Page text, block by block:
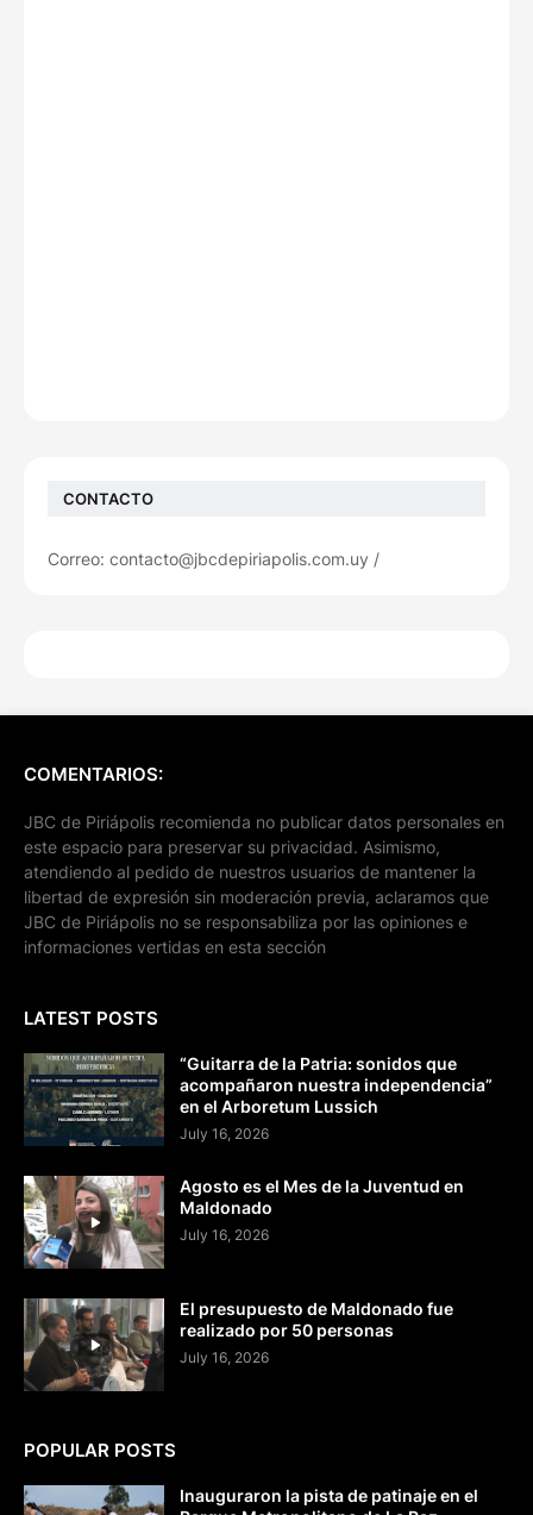
CONTACTO
Correo: contacto@jbcdepiriapolis.com.uy /
COMENTARIOS:
JBC de Piriápolis recomienda no publicar datos personales en
este espacio para preservar su privacidad. Asimismo,
atendiendo al pedido de nuestros usuarios de mantener la
libertad de expresión sin moderación previa, aclaramos que
JBC de Piriápolis no se responsabiliza por las opiniones e
informaciones vertidas en esta sección
LATEST POSTS
“Guitarra de la Patria: sonidos que
acompañaron nuestra independencia”
en el Arboretum Lussich
July 16, 2026
Agosto es el Mes de la Juventud en
Maldonado
July 16, 2026
El presupuesto de Maldonado fue
realizado por 50 personas
July 16, 2026
POPULAR POSTS
Inauguraron la pista de patinaje en el